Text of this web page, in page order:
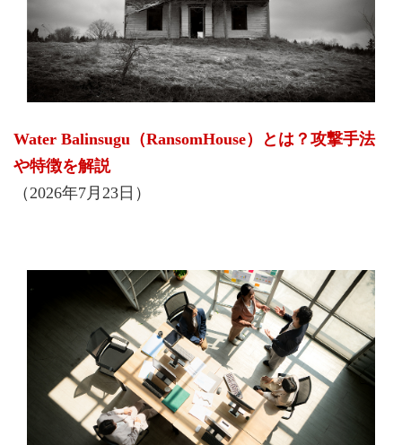
Water Balinsugu（RansomHouse）とは？攻撃手法
や特徴を解説
（2026年7月23日）